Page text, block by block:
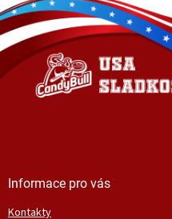
á
p
a
í
Informace pro vás
Kontakty